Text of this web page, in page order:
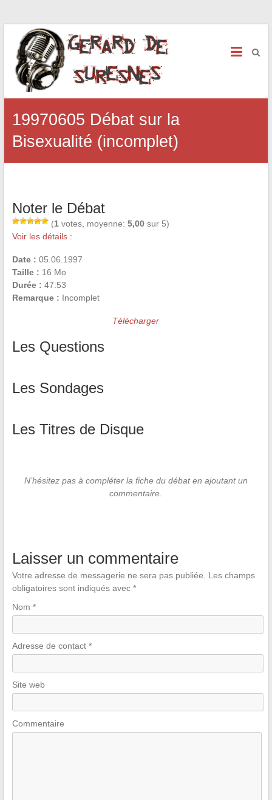
19970605 Débat sur la
Bisexualité (incomplet)
Noter le Débat
(1 votes, moyenne: 5,00sur 5)
Voir les détails :
Date : 05.06.1997
Taille : 16 Mo
Durée : 47:53
Remarque : Incomplet
Télécharger
Les Questions
Les Sondages
Les Titres de Disque
N’hésitez pas à compléter la fiche du débat en ajoutant un
commentaire.
Laisser un commentaire
Votre adresse de messagerie ne sera pas publiée.
Les champs
obligatoires sont indiqués avec *
Nom *
Adresse de contact *
Site web
Commentaire